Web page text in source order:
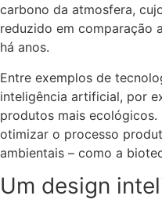
carbono da atmosfera,
reduzido em comparação
há anos.
Entre exemplos de
inteligência artificial, por
produtos mais
otimizar o processo
ambientais – como a
Um design